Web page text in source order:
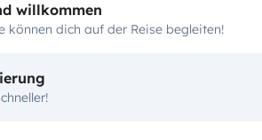
willkommen
können dich auf der Reise begleiten!